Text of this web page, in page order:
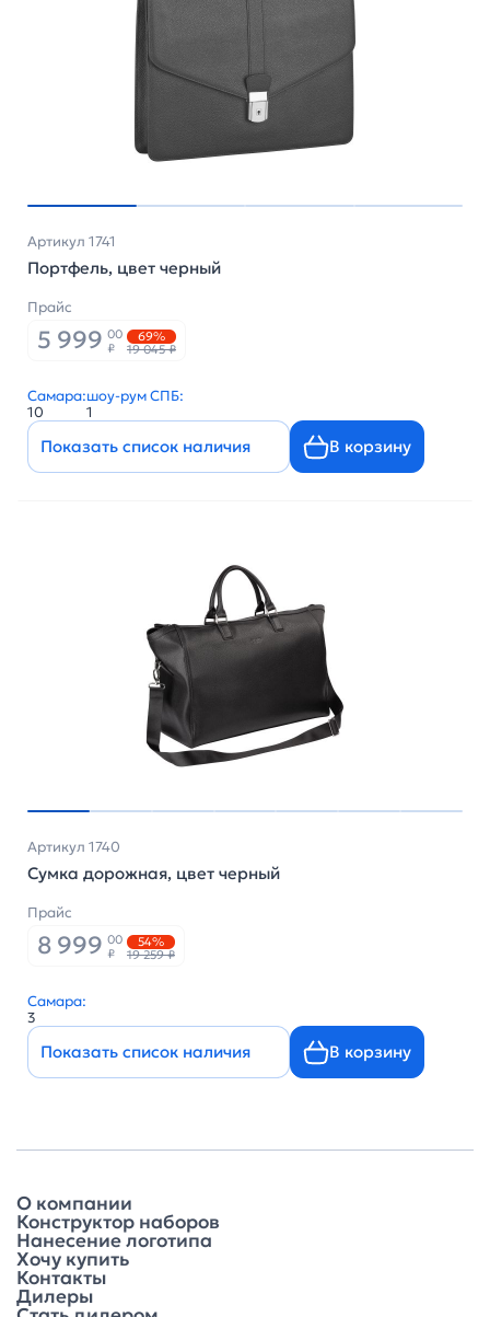
Артикул 1741
Портфель, цвет черный
Прайс
5 999 00
₽
69%
19 045 ₽
Самара:
10
шоу-рум СПБ:
1
Показать список наличия В корзину
Артикул 1740
Сумка дорожная, цвет черный
Прайс
8 999 00
₽
54%
19 259 ₽
Самара:
3
Показать список наличия В корзину
О компании
Конструктор наборов
Нанесение логотипа
Хочу купить
Контакты
Дилеры